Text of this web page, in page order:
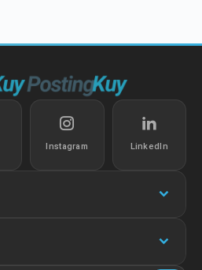
Instagram LinkedIn